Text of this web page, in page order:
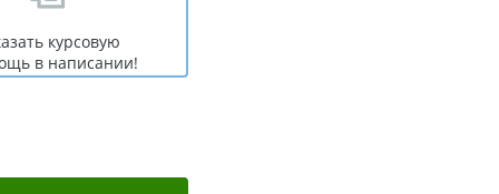
курсовую
в написании!